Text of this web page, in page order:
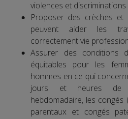
violences et
Proposer des crèches et
peuvent aider les
correctement vie
Assurer des conditions
équitables pour les
hommes en ce qui
jours et heures de
hebdomadaire, les
parentaux et congés